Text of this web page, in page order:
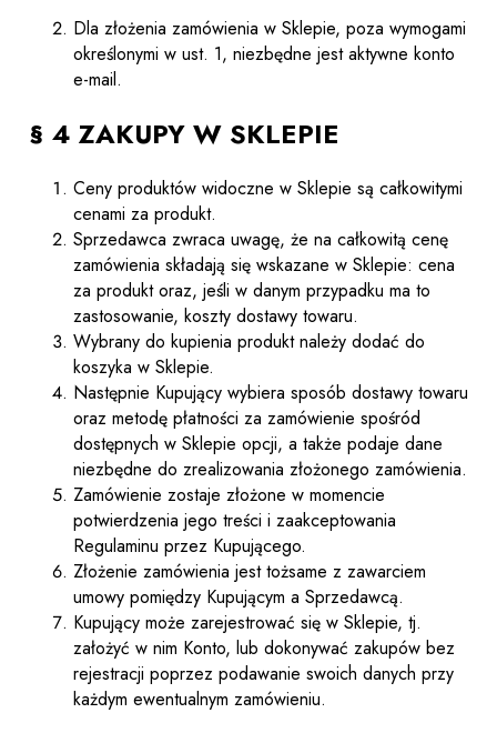
Dla złożenia zamówienia w Sklepie, poza wymogami
określonymi w ust. 1, niezbędne jest aktywne konto
e-mail.
§ 4 ZAKUPY W SKLEPIE
Ceny produktów widoczne w Sklepie są całkowitymi
cenami za produkt.
Sprzedawca zwraca uwagę, że na całkowitą cenę
zamówienia składają się wskazane w Sklepie: cena
za produkt oraz, jeśli w danym przypadku ma to
zastosowanie, koszty dostawy towaru.
Wybrany do kupienia produkt należy dodać do
koszyka w Sklepie.
Następnie Kupujący wybiera sposób dostawy towaru
oraz metodę płatności za zamówienie spośród
dostępnych w Sklepie opcji, a także podaje dane
niezbędne do zrealizowania złożonego zamówienia.
Zamówienie zostaje złożone w momencie
potwierdzenia jego treści i zaakceptowania
Regulaminu przez Kupującego.
Złożenie zamówienia jest tożsame z zawarciem
umowy pomiędzy Kupującym a Sprzedawcą.
Kupujący może zarejestrować się w Sklepie, tj.
założyć w nim Konto, lub dokonywać zakupów bez
rejestracji poprzez podawanie swoich danych przy
każdym ewentualnym zamówieniu.